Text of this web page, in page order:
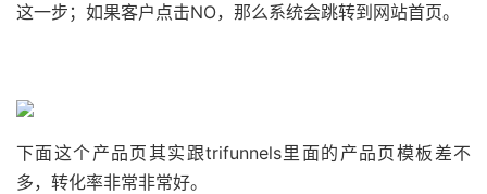
这一步；如果客户点击NO，那么系统会跳转到网站首页。
下面这个产品页其实跟trifunnels里面的产品页模板差不
多，转化率非常非常好。